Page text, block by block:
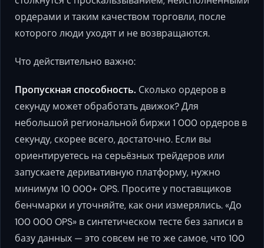
ордерами и таким качеством торговли, после
которого люди уходят и не возвращаются.
Что действительно важно:
Пропускная способность. Сколько ордеров в
секунду может обработать движок? Для
небольшой региональной биржи 1 000 ордеров в
секунду, скорее всего, достаточно. Если вы
ориентируетесь на серьёзных трейдеров или
запускаете деривативную платформу, нужно
минимум 10 000+ OPS. Просите у поставщиков
бенчмарки и уточняйте, как они измерялись. «До
100 000 OPS» в синтетическом тесте без записи в
базу данных — это совсем не то же самое, что 100